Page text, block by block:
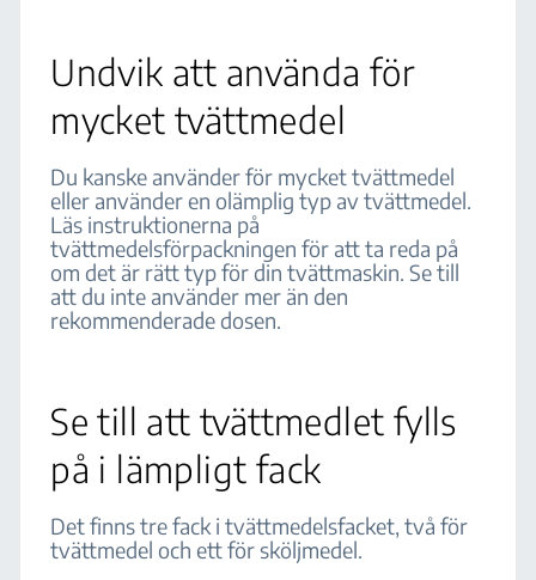
Undvik att använda för
mycket tvättmedel
Du kanske använder för mycket tvättmedel
eller använder en olämplig typ av tvättmedel.
Läs instruktionerna på
tvättmedelsförpackningen för att ta reda på
om det är rätt typ för din tvättmaskin. Se till
att du inte använder mer än den
rekommenderade dosen.
Se till att tvättmedlet fylls
på i lämpligt fack
Det finns tre fack i tvättmedelsfacket, två för
tvättmedel och ett för sköljmedel.